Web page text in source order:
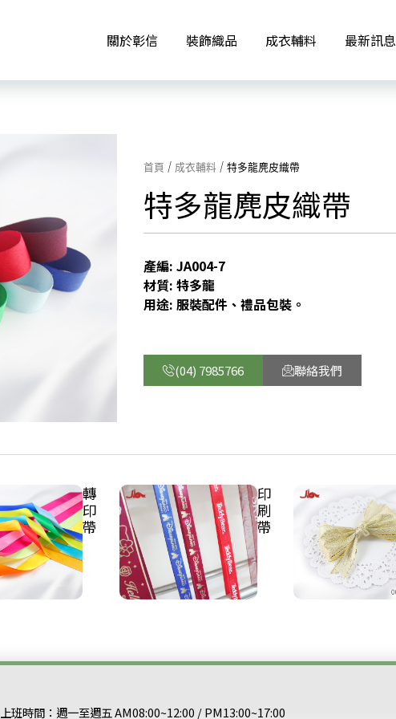
關於彰信 裝飾織品 成衣輔料 最新訊息
首頁 / 成衣輔料/ 特多龍麂皮織帶
特多龍麂皮織帶
產編: JA004-7
材質: 特多龍
用途: 服裝配件、禮品包裝。
(04) 7985766 聯絡我們
轉
印
帶
印
刷
帶
上班時間：週一至週五 AM08:00~12:00 / PM13:00~17:00